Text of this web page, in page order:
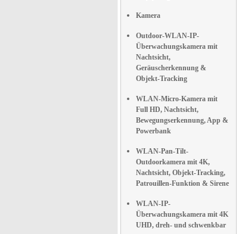
Kamera
Outdoor-WLAN-IP-
Überwachungskamera mit
Nachtsicht,
Geräuscherkennung &
Objekt-Tracking
WLAN-Micro-Kamera mit
Full HD, Nachtsicht,
Bewegungserkennung, App &
Powerbank
WLAN-Pan-Tilt-
Outdoorkamera mit 4K,
Nachtsicht, Objekt-Tracking,
Patrouillen-Funktion & Sirene
WLAN-IP-
Überwachungskamera mit 4K
UHD, dreh- und schwenkbar